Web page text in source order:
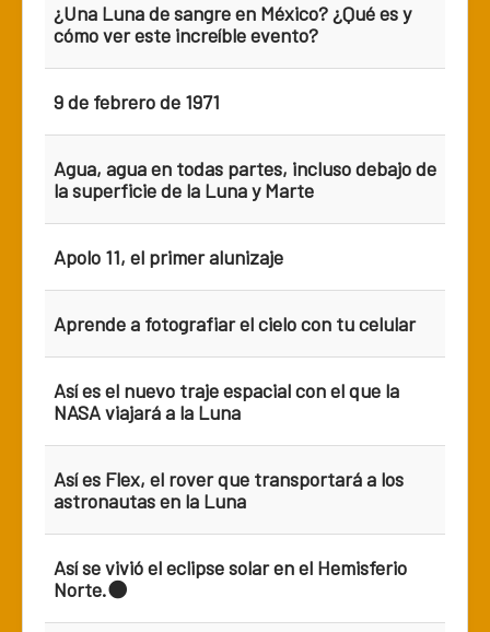
¿Una Luna de sangre en México? ¿Qué es y
cómo ver este increíble evento?
9 de febrero de 1971
Agua, agua en todas partes, incluso debajo de
la superficie de la Luna y Marte
Apolo 11, el primer alunizaje
Aprende a fotografiar el cielo con tu celular
Así es el nuevo traje espacial con el que la
NASA viajará a la Luna
Así es Flex, el rover que transportará a los
astronautas en la Luna
Así se vivió el eclipse solar en el Hemisferio
Norte.🌑